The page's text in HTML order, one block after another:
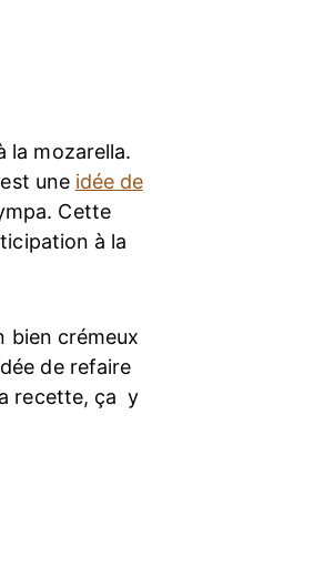
la mozarella.
une idée de
Cette
à la
bien crémeux
de refaire
recette, ça y